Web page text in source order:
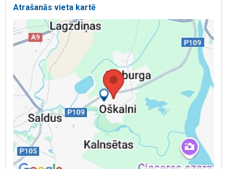
Atrašanās vieta kartē